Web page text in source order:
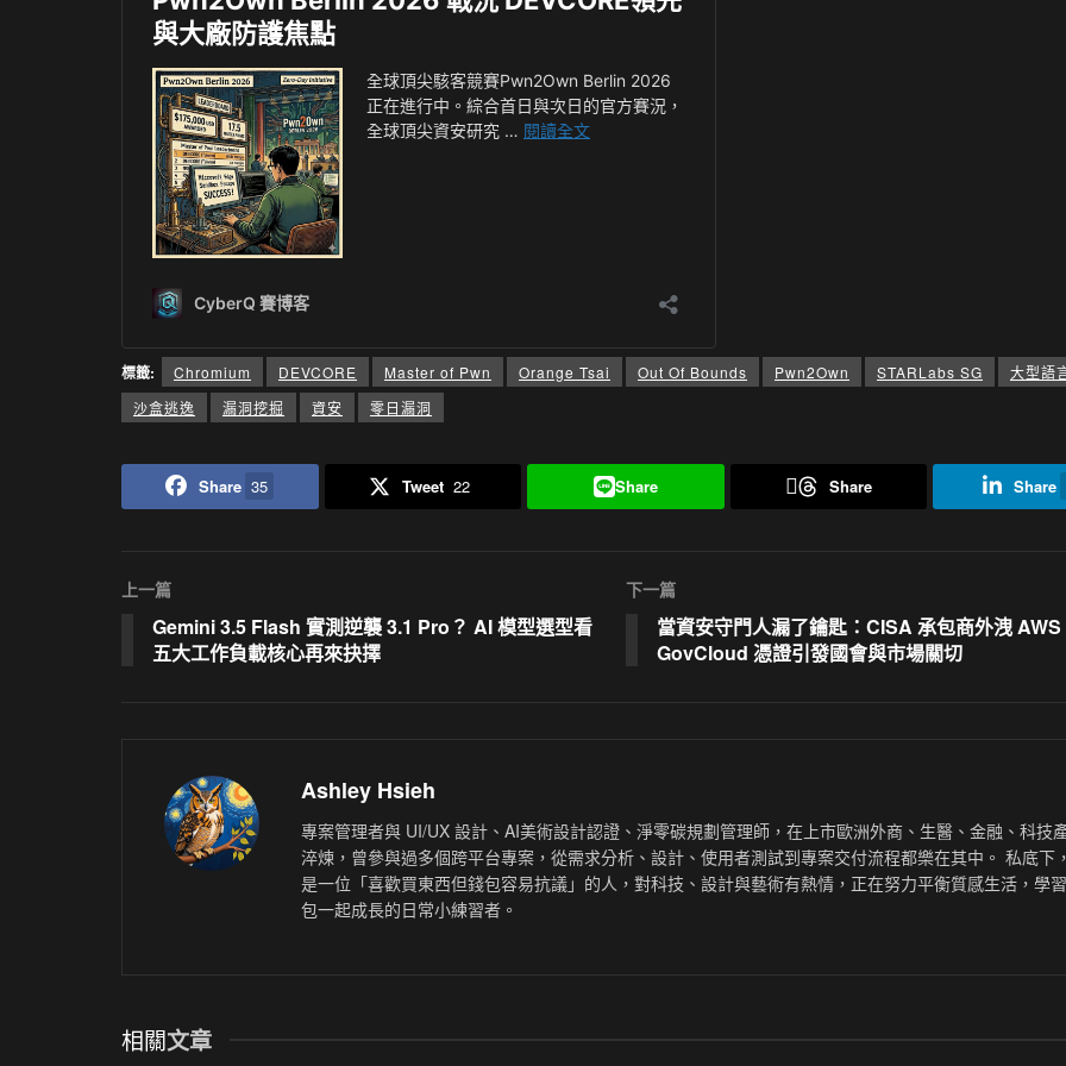
標籤: Chromium DEVCORE Master of Pwn Orange Tsai Out Of Bounds Pwn2Own STARLabs SG
大型語
沙盒逃逸
漏洞挖掘 資安 零日漏洞
Share 35 Tweet 22 Share Share Share
上一篇
Gemini 3.5 Flash 實測逆襲 3.1 Pro？ AI 模型選型看
五大工作負載核心再來抉擇
下一篇
當資安守門人漏了鑰匙：CISA 承包商外洩 AWS
GovCloud 憑證引發國會與市場關切
Ashley Hsieh
專案管理者與 UI/UX 設計、AI美術設計認證、淨零碳規劃管理師，在上市歐洲外商、生醫、金融、科技
淬煉，曾參與過多個跨平台專案，從需求分析、設計、使用者測試到專案交付流程都樂在其中。 私底下
是一位「喜歡買東西但錢包容易抗議」的人，對科技、設計與藝術有熱情，正在努力平衡質感生活，學
包一起成長的日常小練習者。
相關文章